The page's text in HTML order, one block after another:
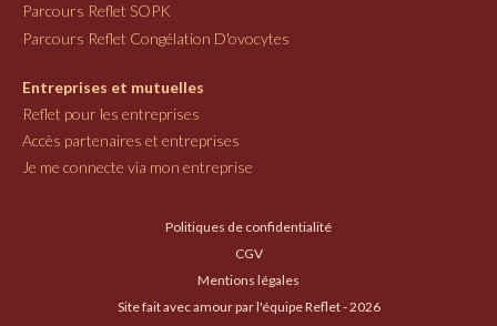
Parcours Reflet SOPK
Parcours Reflet Congélation D'ovocytes
Entreprises et mutuelles
Reflet pour les entreprises
Accès partenaires et entreprises
Je me connecte via mon entreprise
Politiques de confidentialité
CGV
Mentions légales
Site fait avec amour par l'équipe Reflet - 2026